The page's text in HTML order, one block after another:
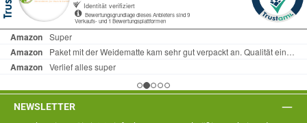
NEWSLETTER